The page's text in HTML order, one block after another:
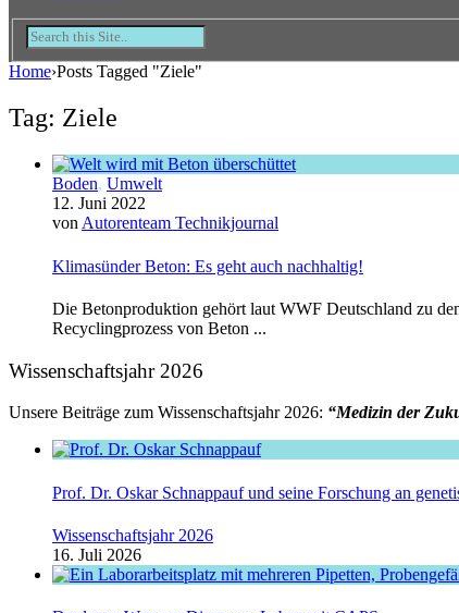
Home›Posts Tagged "Ziele"
Tag: Ziele
Boden, Umwelt
12. Juni 2022
von Autorenteam Technikjournal
Klimasünder Beton: Es geht auch nachhaltig!
Die Betonproduktion gehört laut WWF Deutschland zu
Recyclingprozess von Beton ...
Wissenschaftsjahr 2026
Unsere Beiträge zum Wissenschaftsjahr 2026: “Medizin der
Prof. Dr. Oskar Schnappauf und seine Forschung an
Wissenschaftsjahr 2026
16. Juli 2026